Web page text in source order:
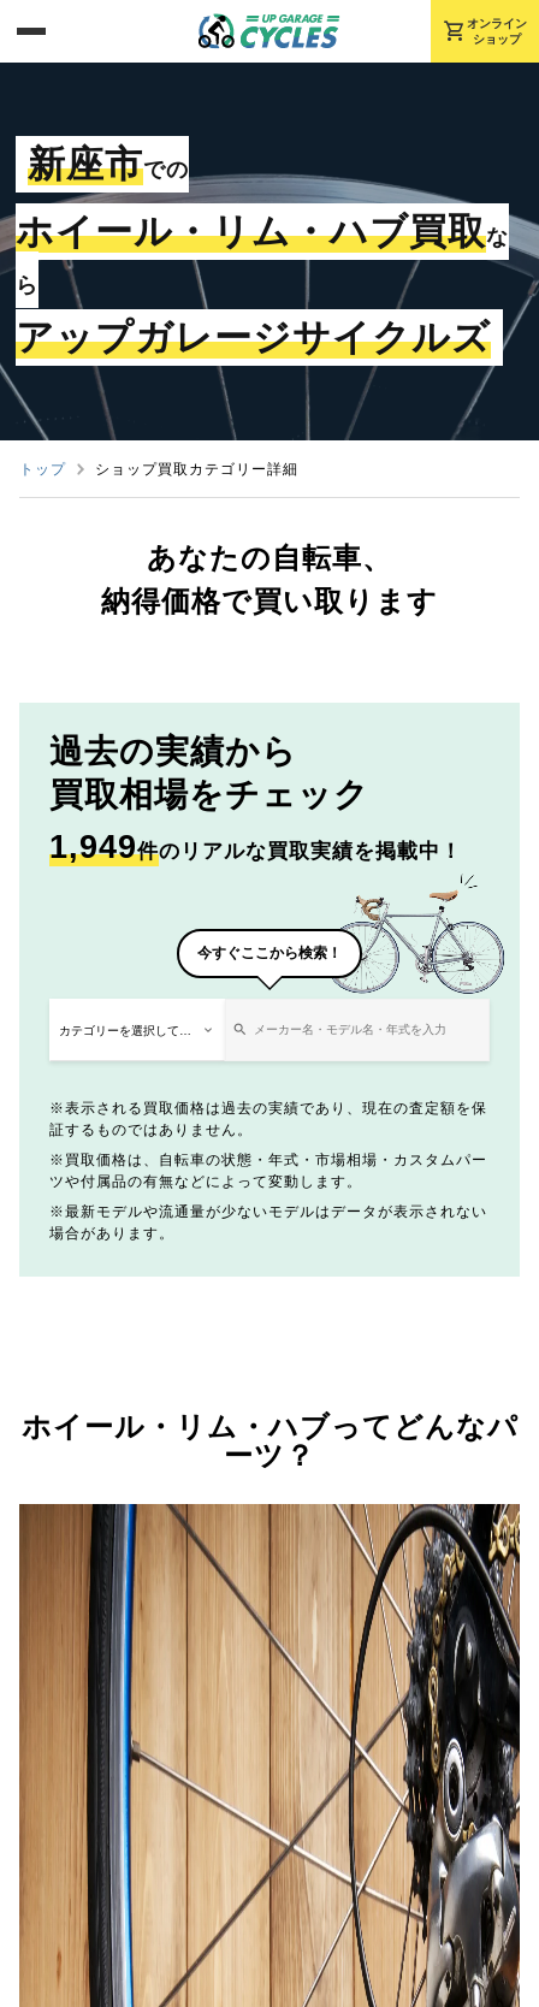
shopping_cart オンライン
ショップ
新座市での
ホイール・リム・ハブ買取な
ら
アップガレージサイクルズ
トップ ショップ買取カテゴリー詳細
あなたの自転車、
納得価格で買い取ります
過去の実績から
買取相場をチェック
1,949件のリアルな買取実績を掲載中！
今すぐここから検索！
表示される買取価格は過去の実績であり、現在の査定額を保
証するものではありません。
買取価格は、自転車の状態・年式・市場相場・カスタムパー
ツや付属品の有無などによって変動します。
最新モデルや流通量が少ないモデルはデータが表示されない
場合があります。
ホイール・リム・ハブってどんなパ
ーツ？